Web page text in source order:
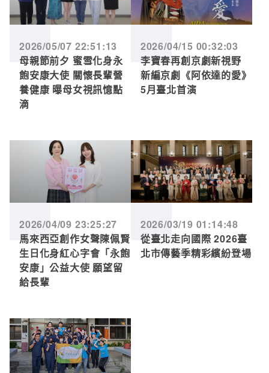
2026/05/07 22:51:13
母親節前夕 蜜雪化身永
飽安康大使 關懷長輩營
養健康 曝母女視訊憶點
滴
2026/04/15 00:32:03
李寶春再創京劇新視野
新編京劇《阿依達的愛》
5月臺北首演
2026/04/09 23:25:27
馬來西亞創作女聲陳佩賢
生日化身紅心字會「永飽
安康」公益大使 願望留
給長輩
2026/03/19 01:14:48
從臺北走向國際 2026臺
北市傳藝季精彩繽紛登場